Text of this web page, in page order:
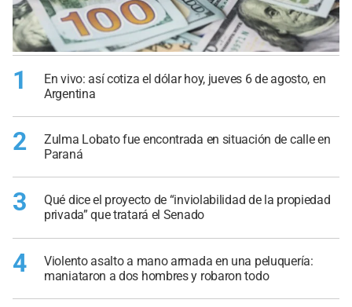
1
En vivo: así cotiza el dólar hoy, jueves 6 de agosto, en
Argentina
2
Zulma Lobato fue encontrada en situación de calle en
Paraná
3
Qué dice el proyecto de “inviolabilidad de la propiedad
privada” que tratará el Senado
4
Violento asalto a mano armada en una peluquería:
maniataron a dos hombres y robaron todo